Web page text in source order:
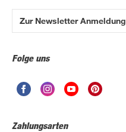
Zur Newsletter Anmeldung
Folge uns
Zahlungsarten